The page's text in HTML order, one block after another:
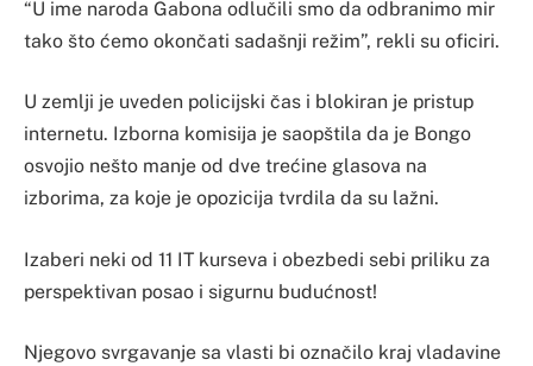
“U ime naroda Gabona odlučili smo da odbranimo mir
tako što ćemo okončati sadašnji režim”, rekli su oficiri.
U zemlji je uveden policijski čas i blokiran je pristup
internetu. Izborna komisija je saopštila da je Bongo
osvojio nešto manje od dve trećine glasova na
izborima, za koje je opozicija tvrdila da su lažni.
Izaberi neki od 11 IT kurseva i obezbedi sebi priliku za
perspektivan posao i sigurnu budućnost!
Njegovo svrgavanje sa vlasti bi označilo kraj vladavine